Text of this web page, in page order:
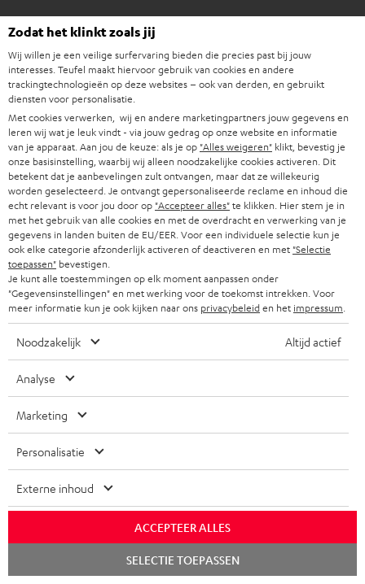
Downloads & support
D
o
w
n
l
o
a
d
d
o
c
u
m
e
n
t
e
Handleiding: MOTIV® XL
Quick Start Guide: MOTIV® XL
Conformiteitsverklaring: MOTIV® XL
Quick Start Guide: MOTIV® XL
Safety Booklet: MOTIV® XL
p
a
e
p
r
o
u
c
Teufel Home App - Apple App Store
V
r
z
Verzendinformatie
Wettelijke garantie
Zodat het klinkt zoals jij
Wij willen je een veilige surfervaring bieden die precies past bij jouw
interesses. Teufel maakt hiervoor gebruik van cookies en andere
trackingtechnologieën op deze websites – ook van derden, en gebruikt
diensten voor personalisatie.
Met cookies verwerken, wij en andere marketingpartners jouw gegevens en
leren wij wat je leuk vindt - via jouw gedrag op onze website en informatie
van je apparaat. Aan jou de keuze: als je op "Alles weigeren" klikt, bevestig je
onze basisinstelling, waarbij wij alleen noodzakelijke cookies activeren. Dit
betekent dat je aanbevelingen zult ontvangen, maar dat ze willekeurig
worden geselecteerd. Je ontvangt gepersonaliseerde reclame en inhoud die
echt relevant is voor jou door op "Accepteer alles"te klikken. Hier stem je in
met het gebruik van alle cookies en met de overdracht en verwerking van je
gegevens in landen buiten de EU/EER. Voor een individuele selectie kun je
ook elke categorie afzonderlijk activeren of deactiveren en met "Selectie
toepassen" bevestigen.
Je kunt alle toestemmingen op elk moment aanpassen onder
"Gegevensinstellingen" en met werking voor de toekomst intrekken. Voor
meer informatie kun je ook kijken naar ons privacybeleiden het impressum
Noodzakelijk Altijd actief
Analyse
Marketing
Personalisatie
Externe inhoud
ACCEPTEER ALLES
SELECTIE TOEPASSEN